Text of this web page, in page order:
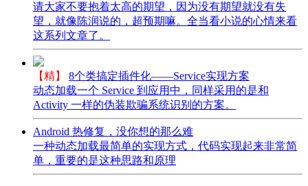
请大家不要抱着太高的期望，因为没有期望就没有失
望，就像陈润说的，超预期嘛。全当看小说的心情来看
这系列文章了。
【精】
8个类搞定插件化——Service实现方案
动态加载一个 Service 到应用中，同样采用的是和
Activity 一样的伪装欺骗系统识别的方案。
Android 热修复，没你想的那么难
一种动态加载最简单的实现方式，代码实现起来非常简
单，重要的是这种思路和原理